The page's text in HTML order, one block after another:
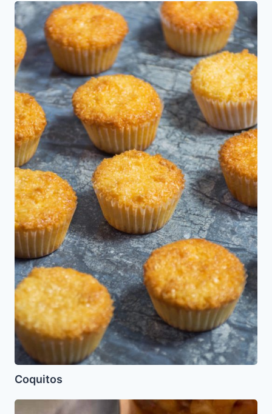
Coquitos
Coquitos
Dulce